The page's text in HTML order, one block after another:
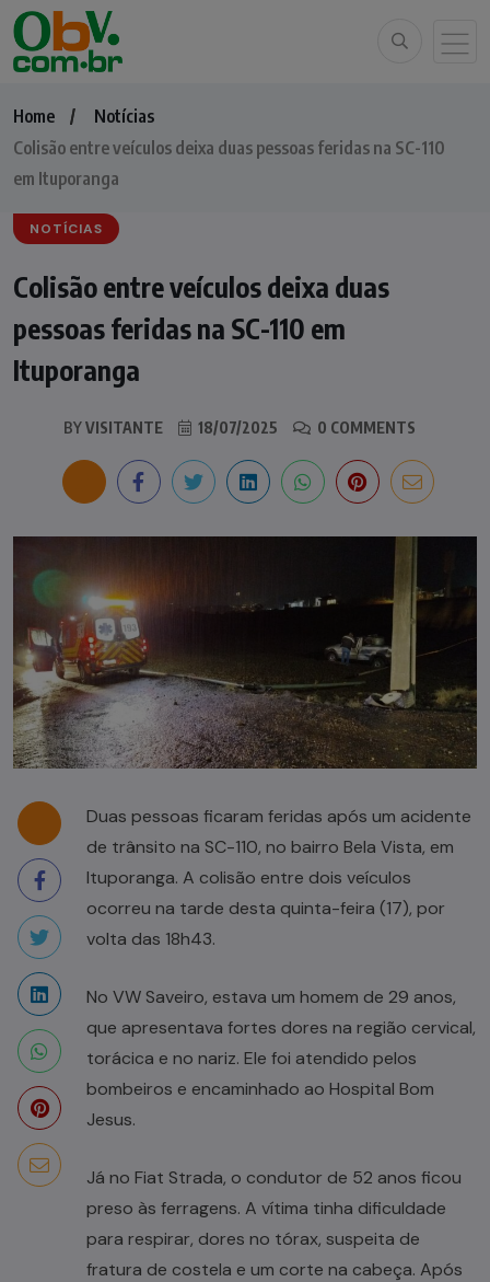
Home
Notícias
Colisão entre veículos deixa duas pessoas feridas na SC-110
em Ituporanga
NOTÍCIAS
Colisão entre veículos deixa duas
pessoas feridas na SC-110 em
Ituporanga
BYVISITANTE 18/07/2025 0 COMMENTS
Duas pessoas ficaram feridas após um acidente
de trânsito na SC-110, no bairro Bela Vista, em
Ituporanga. A colisão entre dois veículos
ocorreu na tarde desta quinta-feira (17), por
volta das 18h43.
No VW Saveiro, estava um homem de 29 anos,
que apresentava fortes dores na região cervical,
torácica e no nariz. Ele foi atendido pelos
bombeiros e encaminhado ao Hospital Bom
Jesus.
Já no Fiat Strada, o condutor de 52 anos ficou
preso às ferragens. A vítima tinha dificuldade
para respirar, dores no tórax, suspeita de
fratura de costela e um corte na cabeça. Após